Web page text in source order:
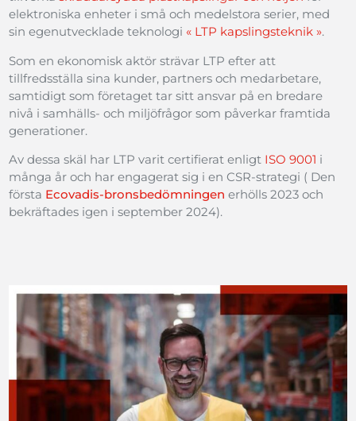
elektroniska enheter i små och medelstora serier, med
sin egenutvecklade teknologi « LTP kapslingsteknik ».
Som en ekonomisk aktör strävar LTP efter att
tillfredsställa sina kunder, partners och medarbetare,
samtidigt som företaget tar sitt ansvar på en bredare
nivå i samhälls- och miljöfrågor som påverkar framtida
generationer.
Av dessa skäl har LTP varit certifierat enligt ISO 9001 i
många år och har engagerat sig i en CSR-strategi ( Den
första Ecovadis-bronsbedömningen erhölls 2023 och
bekräftades igen i september 2024).